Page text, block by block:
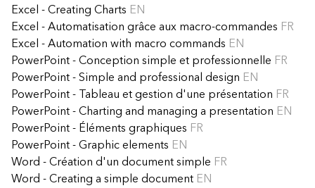
Excel - Creating Charts EN
Excel - Automatisation grâce aux macro-commandes FR
Excel - Automation with macro commands EN
PowerPoint - Conception simple et professionnelle FR
PowerPoint - Simple and professional design EN
PowerPoint - Tableau et gestion d'une présentation FR
PowerPoint - Charting and managing a presentation EN
PowerPoint - Éléments graphiques FR
PowerPoint - Graphic elements EN
Word - Création d'un document simple FR
Word - Creating a simple document EN